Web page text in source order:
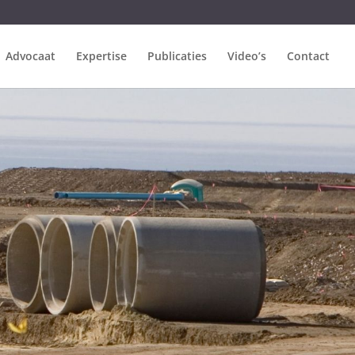
Advocaat Expertise Publicaties Video’s Contact